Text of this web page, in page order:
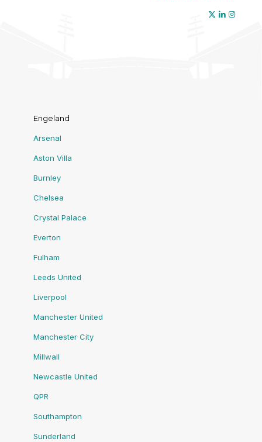
Engeland
Arsenal
Aston Villa
Burnley
Chelsea
Crystal Palace
Everton
Fulham
Leeds United
Liverpool
Manchester United
Manchester City
Millwall
Newcastle United
QPR
Southampton
Sunderland